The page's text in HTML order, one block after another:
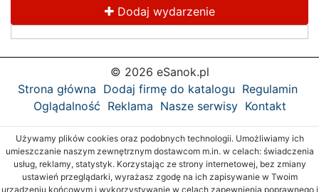
Dodaj wydarzenie
© 2026 eSanok.pl
Strona główna Dodaj firmę do katalogu Regulamin
Oglądalność Reklama Nasze serwisy Kontakt
Używamy plików cookies oraz podobnych technologii. Umożliwiamy ich
umieszczanie naszym zewnętrznym dostawcom m.in. w celach: świadczenia
usług, reklamy, statystyk. Korzystając ze strony internetowej, bez zmiany
ustawień przeglądarki, wyrażasz zgodę na ich zapisywanie w Twoim
urządzeniu końcowym i wykorzystywanie w celach zapewnienia poprawnego i